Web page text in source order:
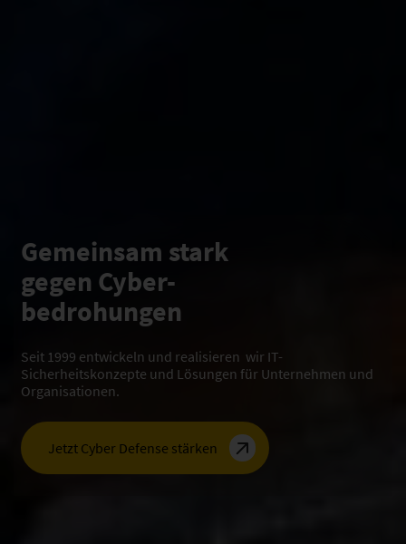
Tech-Stack
Schutz vor komplexen Bedrohungen